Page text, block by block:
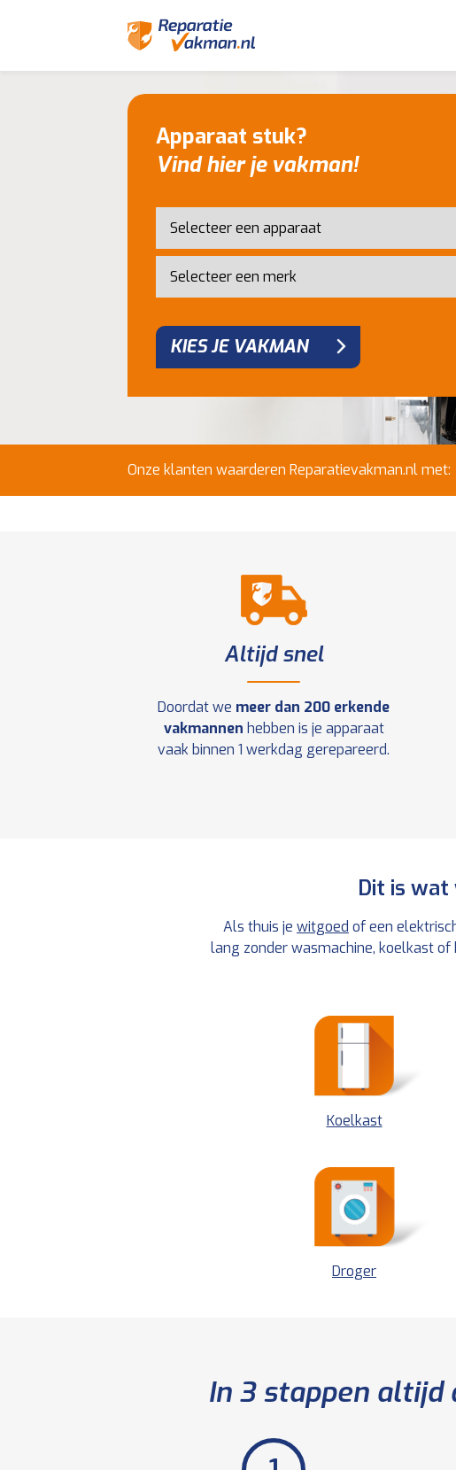
Apparaat stuk?
Vind hier je vakman!
KIES JE VAKMAN
Onze klanten waarderen Reparatievakman.nl met:
Altijd snel
Doordat we meer dan 200 erkende
vakmannen hebben is je apparaat
vaak binnen 1 werkdag gerepareerd.
Dit is wat
Als thuis je witgoed of een
lang zonder wasmachine, koelkast of
Koelkast
Droger
In 3 stappen altijd